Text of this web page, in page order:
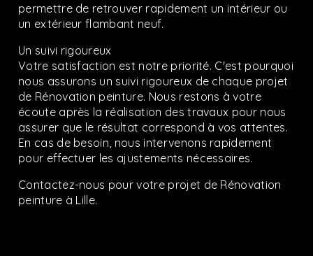
permettre de retrouver rapidement un intérieur ou
un extérieur flambant neuf.
Un suivi rigoureux
Votre satisfaction est notre priorité. C'est pourquoi
nous assurons un suivi rigoureux de chaque projet
de Rénovation peinture. Nous restons à votre
écoute après la réalisation des travaux pour nous
assurer que le résultat correspond à vos attentes.
En cas de besoin, nous intervenons rapidement
pour effectuer les ajustements nécessaires.
Contactez-nous pour votre projet de Rénovation
peinture à Lille.